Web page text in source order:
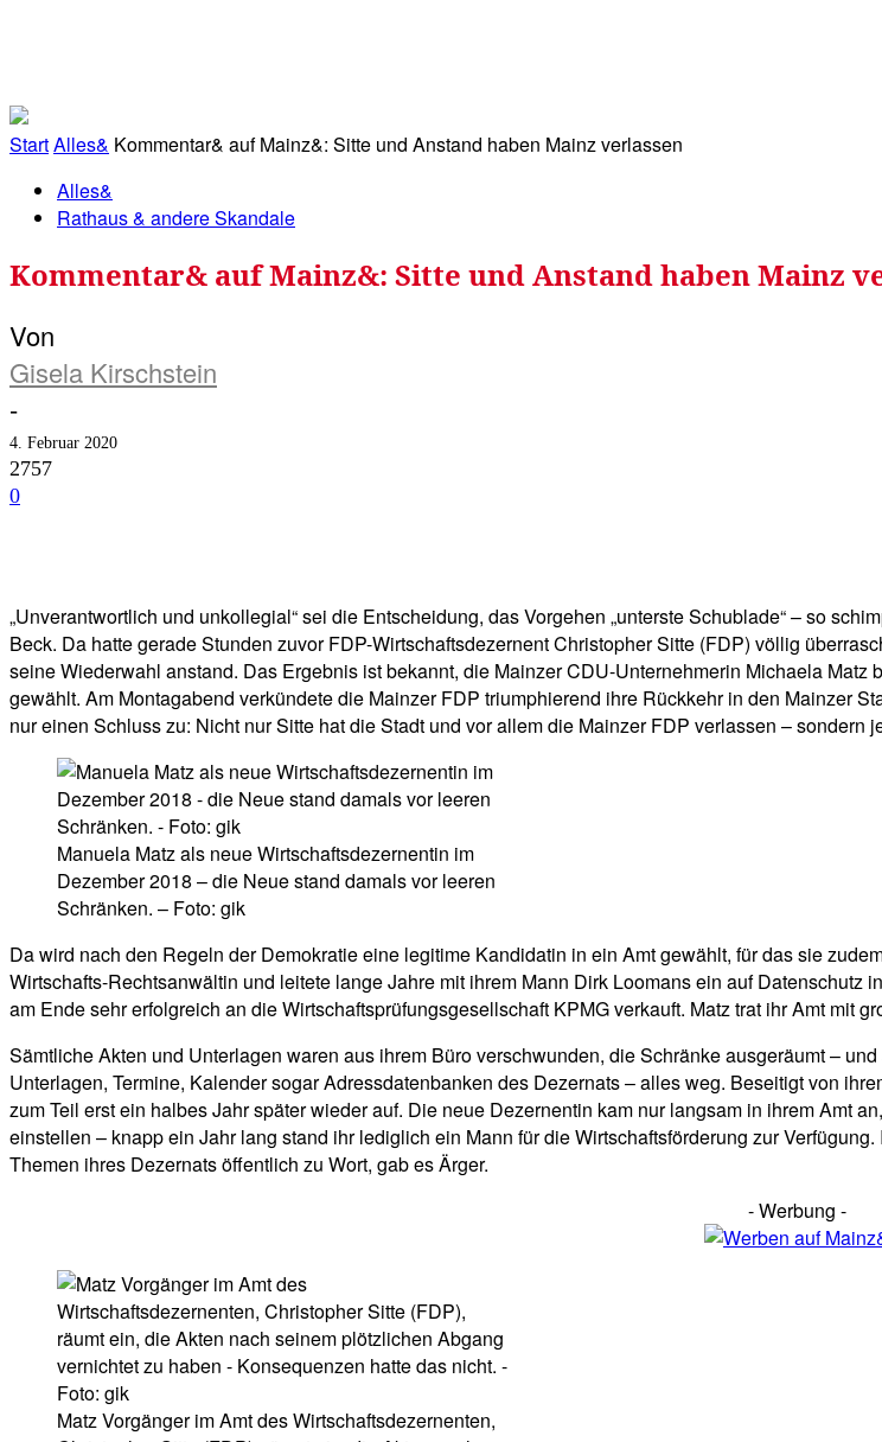
StartAlles& Kommentar& auf Mainz&: Sitte und Anstand haben Mainz verlassen
Alles&
Rathaus & andere Skandale
Kommentar& auf Mainz&: Sitte und Anstand haben Mainz
Von
Gisela Kirschstein
-
4. Februar 2020
2757
0
„Unverantwortlich und unkollegial“ sei die Entscheidung, das Vorgehen „unterste Schublade“ – so
Beck. Da hatte gerade Stunden zuvor FDP-Wirtschaftsdezernent Christopher Sitte (FDP) völlig
seine Wiederwahl anstand. Das Ergebnis ist bekannt, die Mainzer CDU-Unternehmerin Michaela
gewählt. Am Montagabend verkündete die Mainzer FDP triumphierend ihre Rückkehr in den Mainzer
nur einen Schluss zu: Nicht nur Sitte hat die Stadt und vor allem die Mainzer FDP verlassen – sondern
Manuela Matz als neue Wirtschaftsdezernentin im
Dezember 2018 – die Neue stand damals vor leeren
Schränken. – Foto: gik
Da wird nach den Regeln der Demokratie eine legitime Kandidatin in ein Amt gewählt, für das sie
Wirtschafts-Rechtsanwältin und leitete lange Jahre mit ihrem Mann Dirk Loomans ein auf
am Ende sehr erfolgreich an die Wirtschaftsprüfungsgesellschaft KPMG verkauft. Matz trat ihr Amt mit
Sämtliche Akten und Unterlagen waren aus ihrem Büro verschwunden, die Schränke ausgeräumt –
Unterlagen, Termine, Kalender sogar Adressdatenbanken des Dezernats – alles weg. Beseitigt von
zum Teil erst ein halbes Jahr später wieder auf. Die neue Dezernentin kam nur langsam in ihrem Amt
einstellen – knapp ein Jahr lang stand ihr lediglich ein Mann für die Wirtschaftsförderung zur
Themen ihres Dezernats öffentlich zu Wort, gab es Ärger.
- Werbung -
Matz Vorgänger im Amt des Wirtschaftsdezernenten,